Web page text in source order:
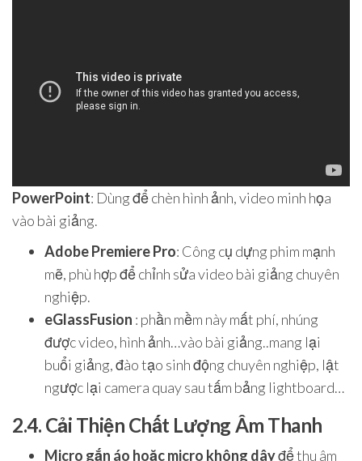
PowerPoint: Dùng để chèn hình ảnh, video minh họa
vào bài giảng.
Adobe Premiere Pro: Công cụ dựng phim mạnh
mẽ, phù hợp để chỉnh sửa video bài giảng chuyên
nghiệp.
eGlassFusion : phần mềm này mất phí, nhúng
được video, hình ảnh…vào bài giảng..mang lại
buổi giảng, đào tạo sinh động chuyên nghiệp, lật
ngược lại camera quay sau tấm bảng lightboard…
2.4. Cải Thiện Chất Lượng Âm Thanh
Micro gắn áo hoặc micro không dâyđể thu âm